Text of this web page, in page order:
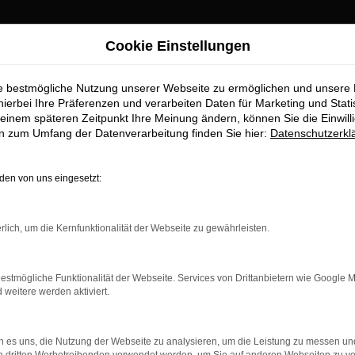
bestimmter Seiten verhindern. Funktioniert die Seite in
beheben.
auf dem neuesten Stand sind.
kann auch dazu führen, dass bestimmte Funktionen
Cookie Einstellungen
bestmögliche Nutzung unserer Webseite zu ermöglichen und unsere
Ihre Präferenzen und verarbeiten Daten für Marketing und
späteren Zeitpunkt Ihre Meinung ändern, können Sie die
zum Umfang der Datenverarbeitung finden Sie hier:
von uns eingesetzt:
um die Kernfunktionalität der Webseite zu gewährleisten.
Funktionalität der Webseite. Services von Drittanbietern wie Google
weitere werden aktiviert.
es uns, die Nutzung der Webseite zu analysieren, um die Leistung zu messen